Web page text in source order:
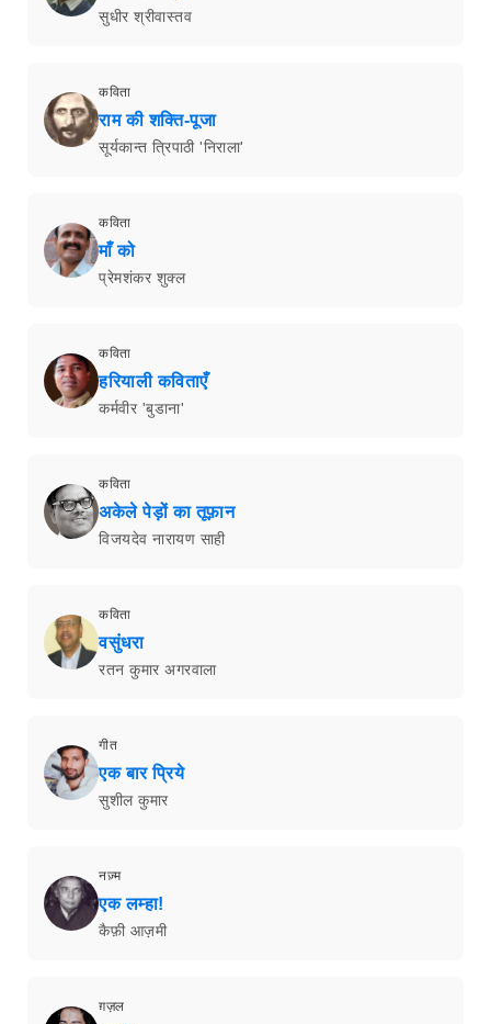
सुधीर श्रीवास्तव
कविता
राम की शक्ति-पूजा
सूर्यकान्त त्रिपाठी 'निराला'
कविता
माँ को
प्रेमशंकर शुक्ल
कविता
हरियाली कविताएँ
कर्मवीर 'बुडाना'
कविता
अकेले पेड़ों का तूफ़ान
विजयदेव नारायण साही
कविता
वसुंधरा
रतन कुमार अगरवाला
गीत
एक बार प्रिये
सुशील कुमार
नज़्म
एक लम्हा!
कैफ़ी आज़मी
ग़ज़ल